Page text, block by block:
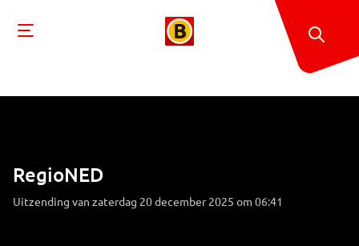
RegioNED
Uitzending van zaterdag 20 december 2025 om 06:41